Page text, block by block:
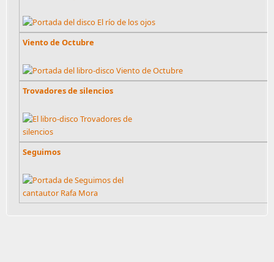
Viento de Octubre
Trovadores de silencios
Seguimos